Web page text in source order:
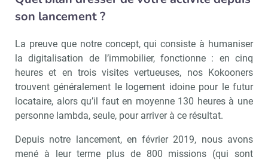
son lancement ?
La preuve que notre concept, qui consiste à humaniser
la digitalisation de l’immobilier, fonctionne : en cinq
heures et en trois visites vertueuses, nos Kokooners
trouvent généralement le logement idoine pour le futur
locataire, alors qu’il faut en moyenne 130 heures à une
personne lambda, seule, pour arriver à ce résultat.
Depuis notre lancement, en février 2019, nous avons
mené à leur terme plus de 800 missions (qui sont
Recevoir Immo Matin